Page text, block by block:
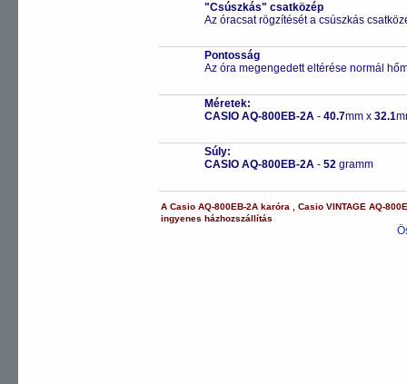
"Csúszkás" csatközép
Az óracsat rögzítését a csúszkás
Pontosság
Az óra megengedett eltérése normál
Méretek:
CASIO AQ-800EB-2A - 40.7mm x 32.1
Súly:
CASIO AQ-800EB-2A - 52 gramm
ACasio AQ-800EB-2A karóra ,Casio VINTAGE AQ-
ingyenes házhozszállítás